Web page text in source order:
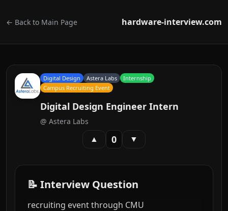
← Back to Main Page hardware-interview.com
Digital Design Astera Labs
Internship
Campus Recruiting Event
Digital Design Engineer Intern
@ Astera Labs
▲ 0 ▼
📝 Interview Question
recruiting event through CMU